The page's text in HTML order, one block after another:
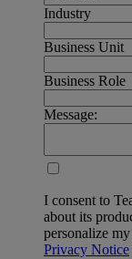
Industry
Business Unit
Business Role
Message:
I consent to
about its
personalize
Privacy Notice